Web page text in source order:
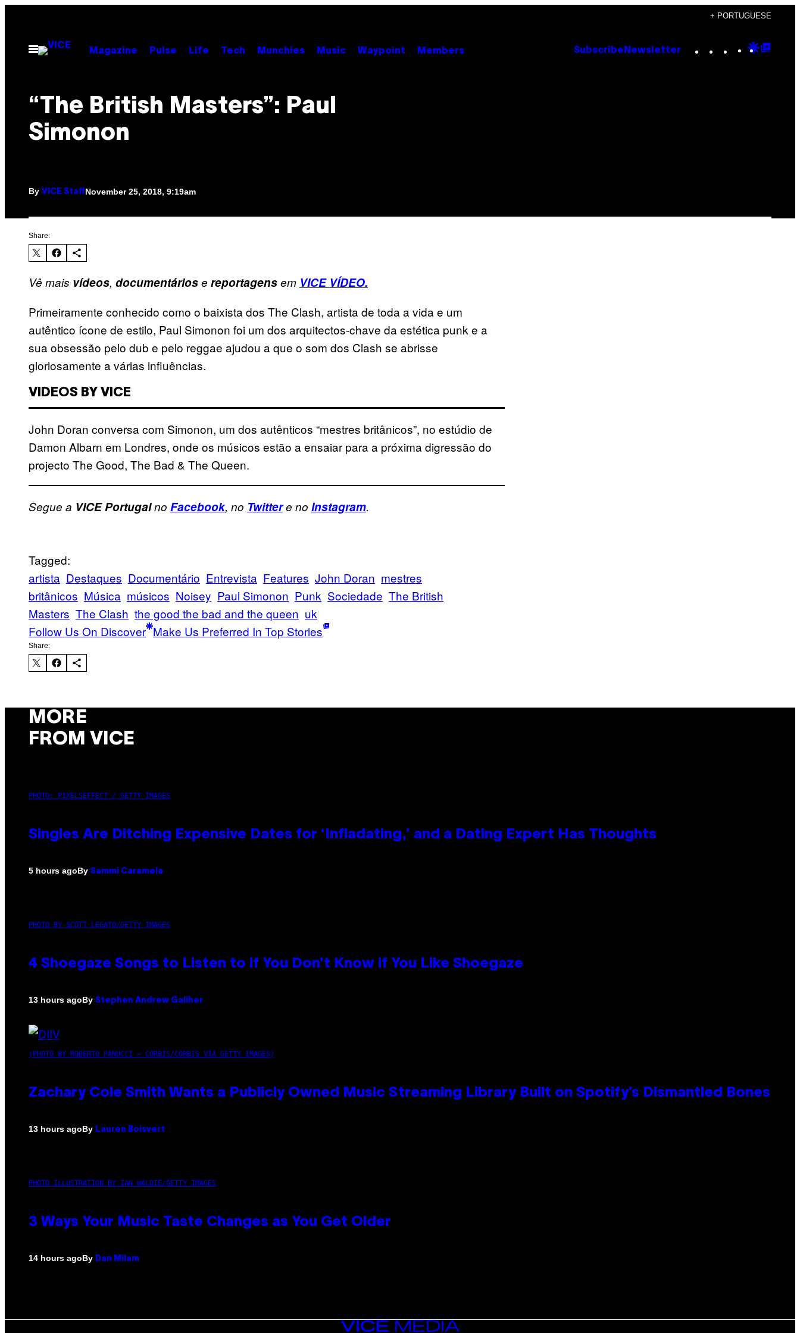
content
+ PORTUGUESE
Open
Menu
Magazine Pulse Life Tech Munchies Music Waypoint Members Subscribe Newsletter Instagram
TikTok
YouTube
Google
“The British Masters”: Paul
Simonon
By VICE StaffNovember 25, 2018, 9:19am
Share:
Vê mais vídeos, documentáriose reportagensem VICE VÍDEO.
Primeiramente conhecido como o baixista dos The Clash, artista de toda a vida e um
autêntico ícone de estilo, Paul Simonon foi um dos arquitectos-chave da estética punk e a
sua obsessão pelo dub e pelo reggae ajudou a que o som dos Clash se abrisse
gloriosamente a várias influências.
VIDEOS BY VICE
John Doran conversa com Simonon, um dos autênticos “mestres britânicos”, no estúdio de
Damon Albarn em Londres, onde os músicos estão a ensaiar para a próxima digressão do
projecto The Good, The Bad & The Queen.
Segue a VICE Portugalno Facebook, no Twittere no Instagram.
Tagged:
artista Destaques Documentário Entrevista Features John Doran mestres
britânicos Música músicos Noisey Paul Simonon Punk Sociedade The British
Masters The Clash the good the bad and the queen uk
Follow Us On Discover Make Us Preferred In Top Stories
Share:
MORE
FROM VICE
PHOTO: PIXELSEFFECT / GETTY IMAGES
Singles Are Ditching Expensive Dates for ‘Infladating,’ and a Dating Expert Has Thoughts
5 hours agoBy Sammi Caramela
PHOTO BY SCOTT LEGATO/GETTY IMAGES
4 Shoegaze Songs to Listen to if You Don’t Know if You Like Shoegaze
13 hours agoBy Stephen Andrew Galiher
(PHOTO BY ROBERTO PANUCCI – CORBIS/CORBIS VIA GETTY IMAGES)
Zachary Cole Smith Wants a Publicly Owned Music Streaming Library Built on Spotify’s Dismantled Bones
13 hours agoBy Lauren Boisvert
PHOTO ILLUSTRATION BY IAN WALDIE/GETTY IMAGES
3 Ways Your Music Taste Changes as You Get Older
14 hours agoBy Dan Milam
VICE